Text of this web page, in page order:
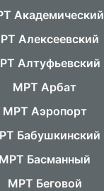
Академический
Алексеевский
Алтуфьевский
МРТ Арбат
МРТ Аэропорт
Бабушкинский
МРТ Басманный
МРТ Беговой